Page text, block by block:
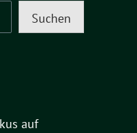
Suchen
auf